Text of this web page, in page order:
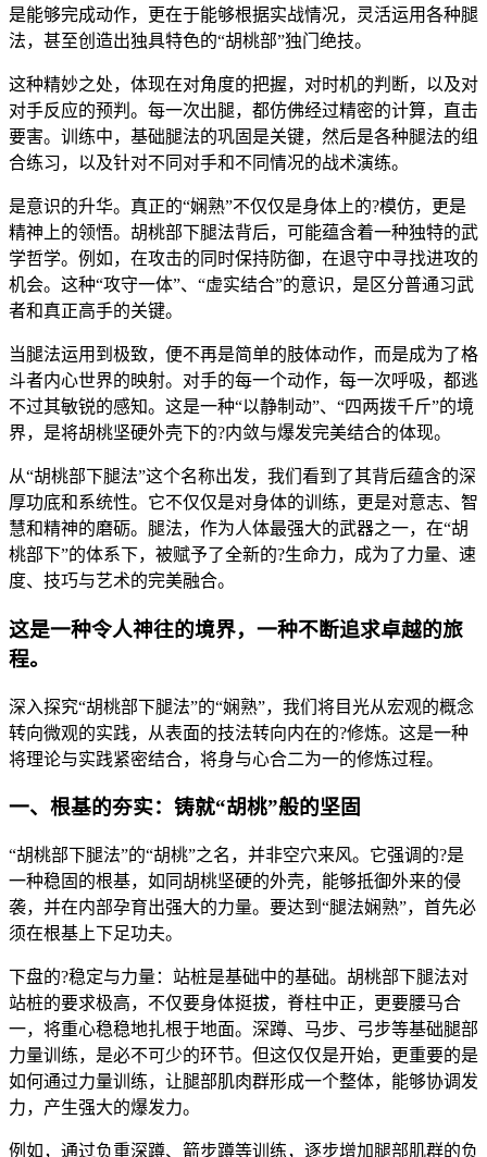
是能够完成动作，更在于能够根据实战情况，灵活运用各种腿
法，甚至创造出独具特色的“胡桃部”独门绝技。
这种精妙之处，体现在对角度的把握，对时机的判断，以及对
对手反应的预判。每一次出腿，都仿佛经过精密的计算，直击
要害。训练中，基础腿法的巩固是关键，然后是各种腿法的组
合练习，以及针对不同对手和不同情况的战术演练。
是意识的升华。真正的“娴熟”不仅仅是身体上的?模仿，更是
精神上的领悟。胡桃部下腿法背后，可能蕴含着一种独特的武
学哲学。例如，在攻击的同时保持防御，在退守中寻找进攻的
机会。这种“攻守一体”、“虚实结合”的意识，是区分普通习武
者和真正高手的关键。
当腿法运用到极致，便不再是简单的肢体动作，而是成为了格
斗者内心世界的映射。对手的每一个动作，每一次呼吸，都逃
不过其敏锐的感知。这是一种“以静制动”、“四两拨千斤”的境
界，是将胡桃坚硬外壳下的?内敛与爆发完美结合的体现。
从“胡桃部下腿法”这个名称出发，我们看到了其背后蕴含的深
厚功底和系统性。它不仅仅是对身体的训练，更是对意志、智
慧和精神的磨砺。腿法，作为人体最强大的武器之一，在“胡
桃部下”的体系下，被赋予了全新的?生命力，成为了力量、速
度、技巧与艺术的完美融合。
这是一种令人神往的境界，一种不断追求卓越的旅
程。
深入探究“胡桃部下腿法”的“娴熟”，我们将目光从宏观的概念
转向微观的实践，从表面的技法转向内在的?修炼。这是一种
将理论与实践紧密结合，将身与心合二为一的修炼过程。
一、根基的夯实：铸就“胡桃”般的坚固
“胡桃部下腿法”的“胡桃”之名，并非空穴来风。它强调的?是
一种稳固的根基，如同胡桃坚硬的外壳，能够抵御外来的侵
袭，并在内部孕育出强大的力量。要达到“腿法娴熟”，首先必
须在根基上下足功夫。
下盘的?稳定与力量：站桩是基础中的基础。胡桃部下腿法对
站桩的要求极高，不仅要身体挺拔，脊柱中正，更要腰马合
一，将重心稳稳地扎根于地面。深蹲、马步、弓步等基础腿部
力量训练，是必不可少的环节。但这仅仅是开始，更重要的是
如何通过力量训练，让腿部肌肉群形成一个整体，能够协调发
力，产生强大的爆发力。
例如，通过负重深蹲、箭步蹲等训练，逐步增加腿部肌群的负